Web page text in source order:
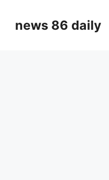
contentnews 86 daily